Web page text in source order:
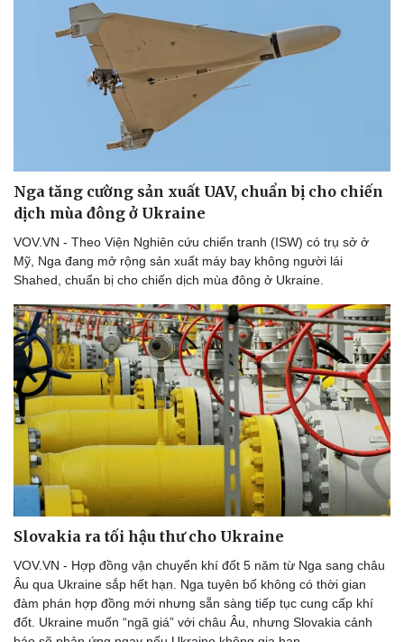
Nga tăng cường sản xuất UAV, chuẩn bị cho chiến
dịch mùa đông ở Ukraine
VOV.VN - Theo Viện Nghiên cứu chiến tranh (ISW) có trụ sở ở
Mỹ, Nga đang mở rộng sản xuất máy bay không người lái
Shahed, chuẩn bị cho chiến dịch mùa đông ở Ukraine.
Slovakia ra tối hậu thư cho Ukraine
VOV.VN - Hợp đồng vận chuyển khí đốt 5 năm từ Nga sang châu
Âu qua Ukraine sắp hết hạn. Nga tuyên bố không có thời gian
đàm phán hợp đồng mới nhưng sẵn sàng tiếp tục cung cấp khí
đốt. Ukraine muốn “ngã giá” với châu Âu, nhưng Slovakia cảnh